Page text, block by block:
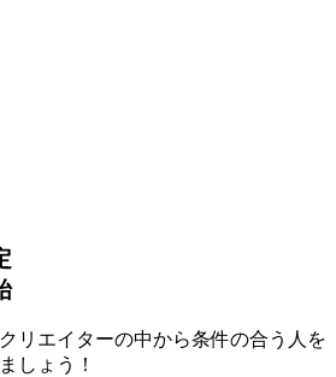
リエイターの中から条件の合う人を
しょう！